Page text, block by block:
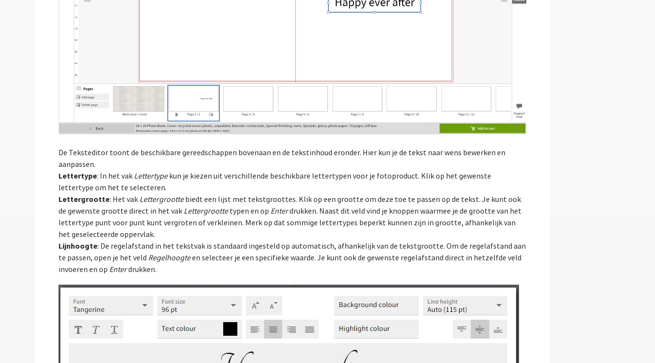
De Teksteditor toont de beschikbare gereedschappen bovenaan en de tekstinhoud eronder. Hier kun je de tekst naar wens bewerken en
aanpassen.
Lettertype: In het vak Lettertypekun je kiezen uit verschillende beschikbare lettertypen voor je fotoproduct. Klik op het gewenste
lettertype om het te selecteren.
Lettergrootte: Het vak Lettergroottebiedt een lijst met tekstgroottes. Klik op een grootte om deze toe te passen op de tekst. Je kunt ook
de gewenste grootte direct in het vak Lettergroottetypen en op Enterdrukken. Naast dit veld vind je knoppen waarmee je de grootte van het
lettertype punt voor punt kunt vergroten of verkleinen. Merk op dat sommige lettertypes beperkt kunnen zijn in grootte, afhankelijk van
het geselecteerde oppervlak.
Lijnhoogte: De regelafstand in het tekstvak is standaard ingesteld op automatisch, afhankelijk van de tekstgrootte. Om de regelafstand aan
te passen, open je het veld Regelhoogteen selecteer je een specifieke waarde. Je kunt ook de gewenste regelafstand direct in hetzelfde veld
invoeren en op Enterdrukken.